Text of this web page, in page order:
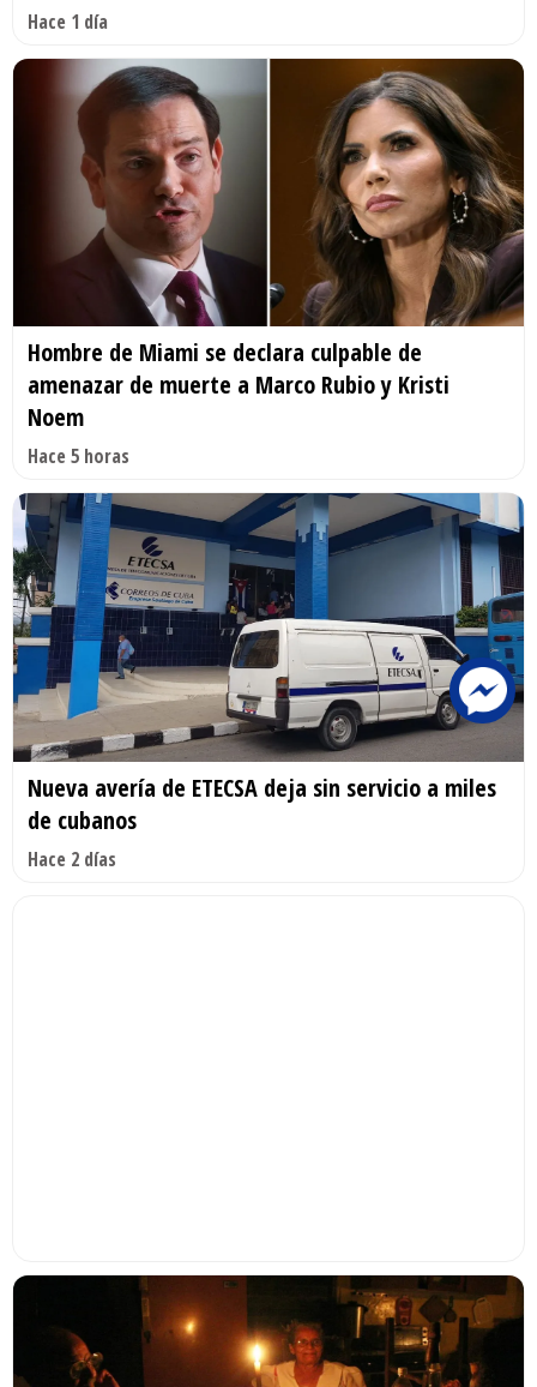
Hace 1 día
Hombre de Miami se declara culpable de
amenazar de muerte a Marco Rubio y Kristi
Noem
Hace 5 horas
Nueva avería de ETECSA deja sin servicio a miles
de cubanos
Hace 2 días